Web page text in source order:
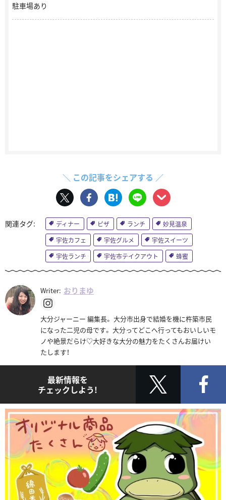
駐車場あり
＼ この記事をシェアする ／
ディナー ピザ ランチ
妙見温泉
宇佐カフェ
宇佐グルメ
宇佐スイーツ
宇佐ランチ
宇佐市テイクアウト 蜂蜜
Writer: おりまゆ
大分ジャーニー 編集長。 大分市出身で結婚を機に杵築市民
になった二児の母です。 大分ってどこへ行ってもおいしいモ
ノや絶景だらけ♡大好きな大分の魅力をたくさんお届けい
たします！
最新情報を
チェックしよう!